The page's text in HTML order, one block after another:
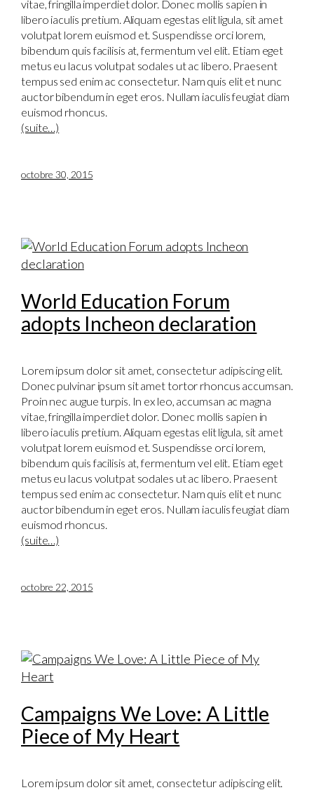
vitae, fringilla imperdiet dolor. Donec mollis sapien in
libero iaculis pretium. Aliquam egestas elit ligula, sit amet
volutpat lorem euismod et. Suspendisse orci lorem,
bibendum quis facilisis at, fermentum vel elit. Etiam eget
metus eu lacus volutpat sodales ut ac libero. Praesent
tempus sed enim ac consectetur. Nam quis elit et nunc
auctor bibendum in eget eros. Nullam iaculis feugiat diam
euismod rhoncus.
(suite…)
octobre 30, 2015
World Education Forum
adopts Incheon declaration
Lorem ipsum dolor sit amet, consectetur adipiscing elit.
Donec pulvinar ipsum sit amet tortor rhoncus accumsan.
Proin nec augue turpis. In ex leo, accumsan ac magna
vitae, fringilla imperdiet dolor. Donec mollis sapien in
libero iaculis pretium. Aliquam egestas elit ligula, sit amet
volutpat lorem euismod et. Suspendisse orci lorem,
bibendum quis facilisis at, fermentum vel elit. Etiam eget
metus eu lacus volutpat sodales ut ac libero. Praesent
tempus sed enim ac consectetur. Nam quis elit et nunc
auctor bibendum in eget eros. Nullam iaculis feugiat diam
euismod rhoncus.
(suite…)
octobre 22, 2015
Campaigns We Love: A Little
Piece of My Heart
Lorem ipsum dolor sit amet, consectetur adipiscing elit.